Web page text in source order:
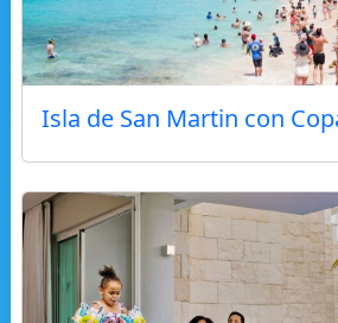
Isla de San Martin con